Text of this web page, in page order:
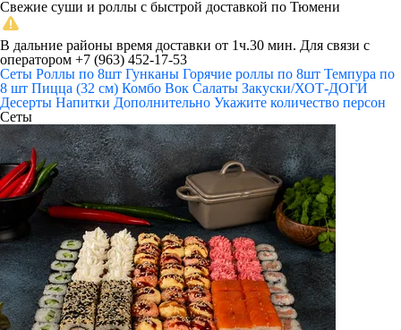
Свежие суши и роллы с быстрой доставкой по Тюмени
В дальние районы время доставки от 1ч.30 мин. Для связи с
оператором +7 (963) 452-17-53
Сеты Роллы по 8шт Гунканы Горячие роллы по 8шт Темпура по
8 шт Пицца (32 см) Комбо Вок Салаты Закуски/ХОТ-ДОГИ
Десерты Напитки Дополнительно Укажите количество персон
Сеты